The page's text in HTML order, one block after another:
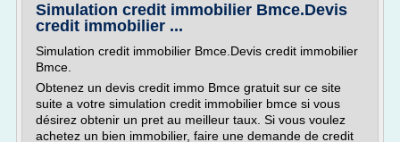
Simulation credit immobilier Bmce.Devis
credit immobilier ...
Simulation credit immobilier Bmce.Devis credit immobilier
Bmce.
Obtenez un devis credit immo Bmce gratuit sur ce site
suite a votre simulation credit immobilier bmce si vous
désirez obtenir un pret au meilleur taux. Si vous voulez
achetez un bien immobilier, faire une demande de credit